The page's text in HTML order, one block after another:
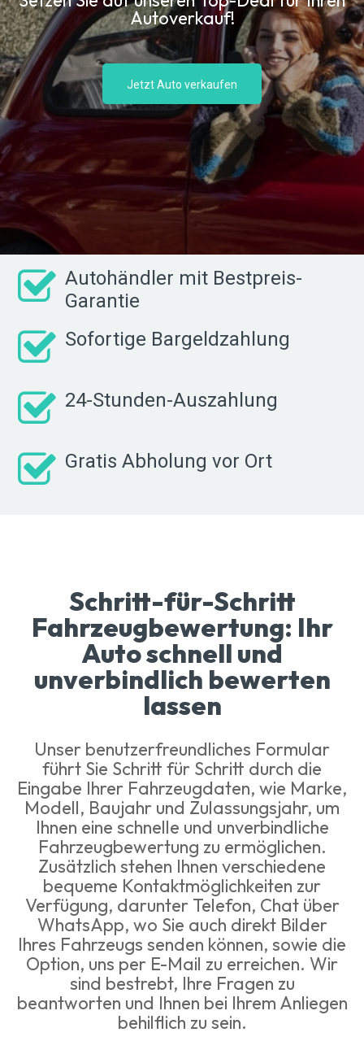
Autoverkauf!
Jetzt Auto verkaufen
Autohändler mit Bestpreis-
Garantie
Sofortige Bargeldzahlung
24-Stunden-Auszahlung
Gratis Abholung vor Ort
Schritt-für-Schritt
Fahrzeugbewertung: Ihr
Auto schnell und
unverbindlich bewerten
lassen
Unser benutzerfreundliches Formular
führt Sie Schritt für Schritt durch die
Eingabe Ihrer Fahrzeugdaten, wie Marke,
Modell, Baujahr und Zulassungsjahr, um
Ihnen eine schnelle und unverbindliche
Fahrzeugbewertung zu ermöglichen.
Zusätzlich stehen Ihnen verschiedene
bequeme Kontaktmöglichkeiten zur
Verfügung, darunter Telefon, Chat über
WhatsApp, wo Sie auch direkt Bilder
Ihres Fahrzeugs senden können, sowie die
Option, uns per E-Mail zu erreichen. Wir
sind bestrebt, Ihre Fragen zu
beantworten und Ihnen bei Ihrem Anliegen
behilflich zu sein.